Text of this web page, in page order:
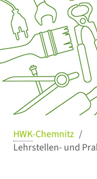
HWK-Chemnitz
Lehrstellen- und